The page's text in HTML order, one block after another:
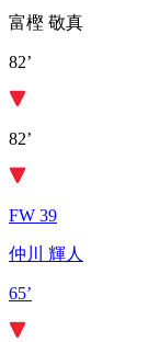
富樫 敬真
82’
82’
FW 39
仲川 輝人
65’